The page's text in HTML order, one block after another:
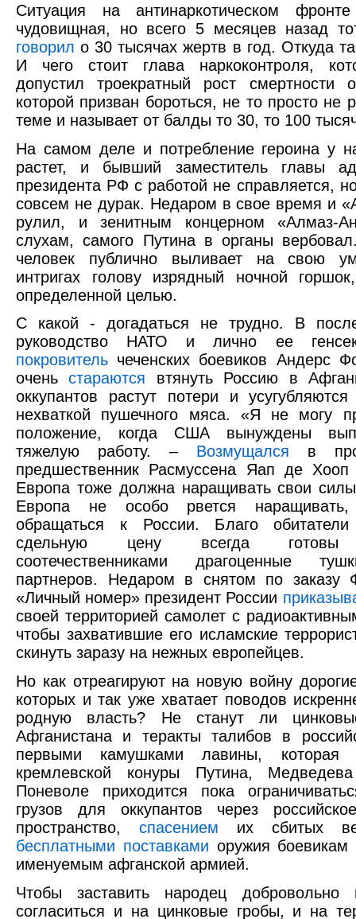
Ситуация на антинаркотическом
чудовищная, но всего 5 месяцев назад
говорил о 30 тысячах жертв в год. Откуда
И чего стоит глава наркоконтроля,
допустил троекратный рост смертности
которой призван бороться, не то просто не
теме и называет от балды то 30, то 100
На самом деле и потребление героина у
растет, и бывший заместитель главы
президента РФ с работой не справляется,
совсем не дурак. Недаром в свое время и
рулил, и зенитным концерном «Алмаз-
слухам, самого Путина в органы
человек публично выливает на свою
интригах голову изрядный ночной
определенной целью.
С какой - догадаться не трудно. В
руководство НАТО и лично ее
покровитель чеченских боевиков Андерс
оченьстараются втянуть Россию в
оккупантов растут потери и
нехваткой пушечного мяса. «Я не могу
положение, когда США вынуждены
тяжелую работу. – Возмущался в
предшественник Расмуссена Яап де
Европа тоже должна наращивать свои
Европа не особо рвется наращивать,
обращаться к России. Благо
сдельную цену всегда готовы
соотечественниками драгоценные
партнеров. Недаром в снятом по заказу
«Личный номер» президент России
своей территорией самолет с
чтобы захватившие его исламские
скинуть заразу на нежных европейцев.
Но как отреагируют на новую войну
которых и так уже хватает поводов
родную власть? Не станут ли
Афганистана и теракты талибов в
первыми камушками лавины, которая
кремлевской конуры Путина,
Поневоле приходится пока
грузов для оккупантов через
пространство, спасением их сбитых
бесплатными поставками оружия
именуемым афганской армией.
Чтобы заставить народец
согласиться и на цинковые гробы, и на